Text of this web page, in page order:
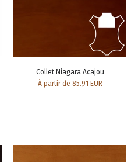
Collet Niagara Acajou
À partir de 85.91 EUR